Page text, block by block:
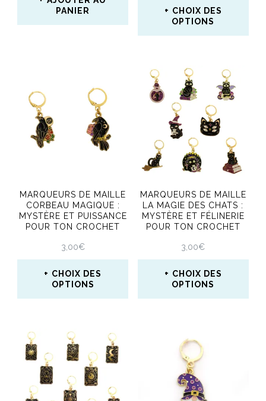
page
du
PANIER
CHOIX DES
OPTIONS
a
plusieurs
variations.
Les
options
être
choisies
sur
la
page
du
MARQUEURS DE MAILLE
CORBEAU MAGIQUE :
MYSTÈRE ET PUISSANCE
POUR TON CROCHET
3,00€
CHOIX DES
OPTIONS
a
plusieurs
variations.
MARQUEURS DE MAILLE
LA MAGIE DES CHATS :
MYSTÈRE ET FÉLINERIE
POUR TON CROCHET
3,00€
CHOIX DES
OPTIONS
a
plusieurs
variations.